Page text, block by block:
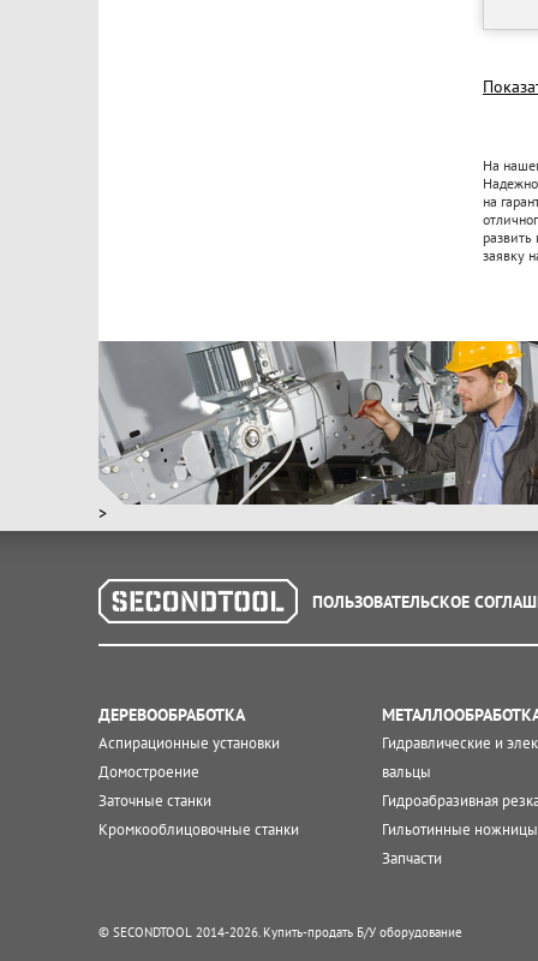
На
на
заявку
>
ПОЛЬЗОВАТЕЛЬСКОЕ
ДЕРЕВООБРАБОТКА
Аспирационные установки
Домостроение
Заточные станки
Кромкооблицовочные станки
Гидравлические и
вальцы
Гидроабразивная
Гильотинные ножницы
Запчасти
© SECONDTOOL 2014-2026. Купить-продать Б/У оборудование